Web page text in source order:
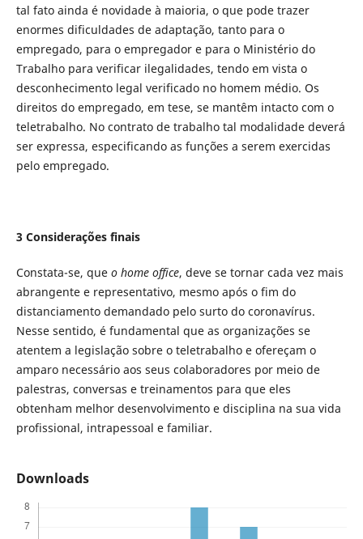
tal fato ainda é novidade à maioria, o que pode trazer
enormes dificuldades de adaptação, tanto para o
empregado, para o empregador e para o Ministério do
Trabalho para verificar ilegalidades, tendo em vista o
desconhecimento legal verificado no homem médio. Os
direitos do empregado, em tese, se mantêm intacto com o
teletrabalho. No contrato de trabalho tal modalidade deverá
ser expressa, especificando as funções a serem exercidas
pelo empregado.
3 Considerações finais
Constata-se, que o home office, deve se tornar cada vez mais
abrangente e representativo, mesmo após o fim do
distanciamento demandado pelo surto do coronavírus.
Nesse sentido, é fundamental que as organizações se
atentem a legislação sobre o teletrabalho e ofereçam o
amparo necessário aos seus colaboradores por meio de
palestras, conversas e treinamentos para que eles
obtenham melhor desenvolvimento e disciplina na sua vida
profissional, intrapessoal e familiar.
Downloads